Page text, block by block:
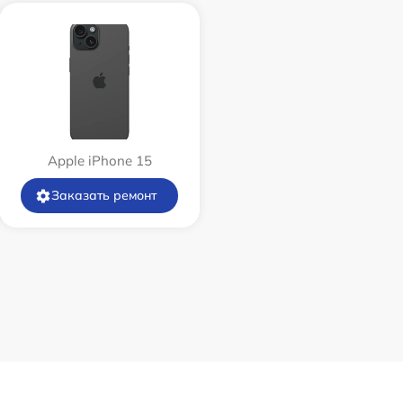
Apple iPhone 15
Заказать ремонт